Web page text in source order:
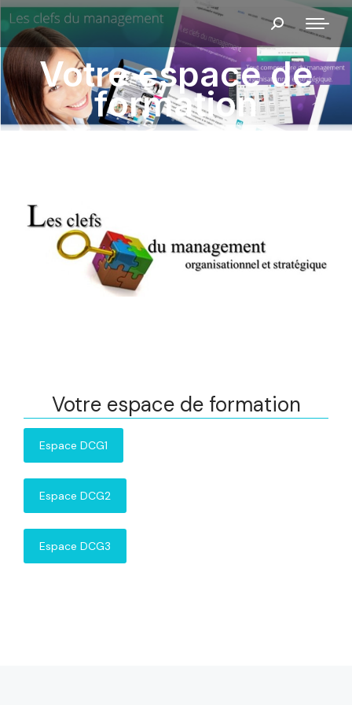
Recherche
:
Votre espace de
formation
Votre espace de formation
Espace DCG1
Espace DCG2
Espace DCG3